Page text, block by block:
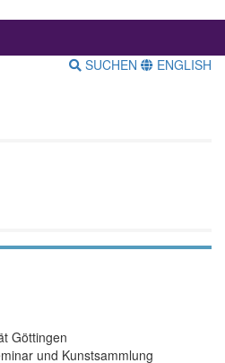
SUCHEN ENGLISH
Göttingen
und Kunstsammlung